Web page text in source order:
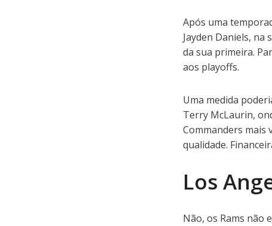
Após uma
Jayden Daniels, na
da sua primeira.
aos playoffs.
Uma medida
Terry McLaurin,
Commanders mais
qualidade.
Los
Não, os Rams não